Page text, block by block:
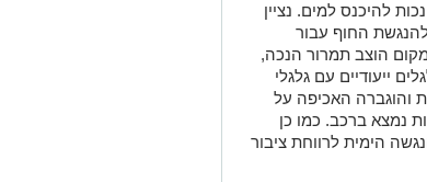
להיכנס למים. נציין
החוף עבור
הוצב תמרור הנכה,
ייעודיים עם גלגלי
והוגברה האכיפה על
נמצא ברכב. כמו כן
הימית לרווחת ציבור